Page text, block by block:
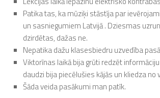
Patika tas, ka mūziķi stāstīja par
un sasniegumiem Latvijā . Dziesmas
dzirdētas, dažas ne.
Nepatika dažu klasesbiedru uzvedība
Viktorīnas laikā bija grūti redzēt
daudzi bija piecēlušies kājās un kliedza no
Šāda veida pasākumi man patīk.